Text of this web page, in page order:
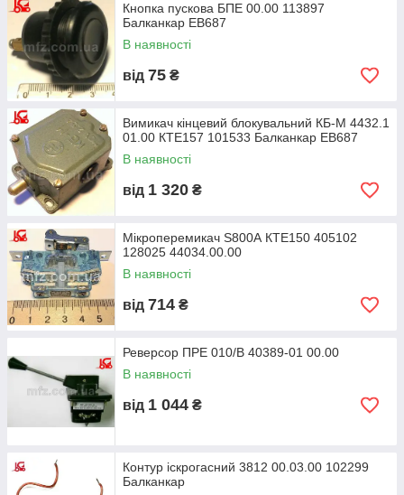
Кнопка пускова БПЕ 00.00 113897
Балканкар ЕВ687
В наявності
від 75 ₴
Вимикач кінцевий блокувальний КБ-М 4432.1
01.00 КТЕ157 101533 Балканкар ЕВ687
В наявності
від 1 320 ₴
Мікроперемикач S800А КТЕ150 405102
128025 44034.00.00
В наявності
від 714 ₴
Реверсор ПРЕ 010/В 40389-01 00.00
В наявності
від 1 044 ₴
Контур іскрогасний 3812 00.03.00 102299
Балканкар